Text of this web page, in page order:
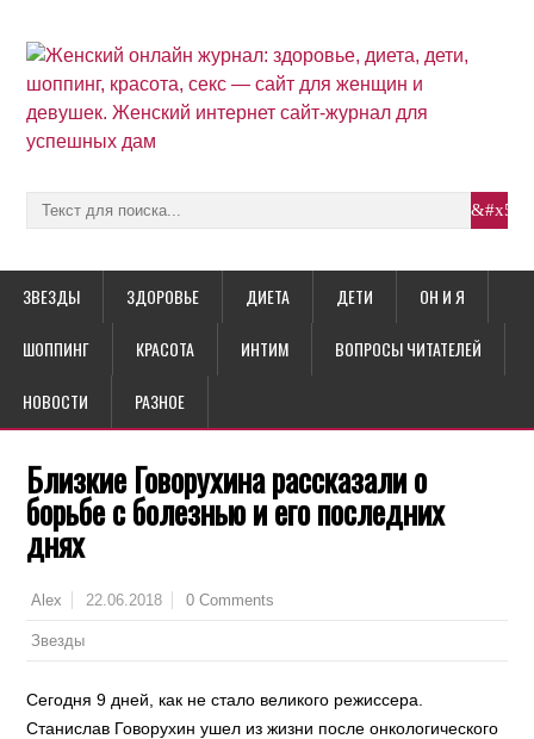
ЗВЕЗДЫ ЗДОРОВЬЕ ДИЕТА ДЕТИ ОН И Я
ШОППИНГ КРАСОТА ИНТИМ ВОПРОСЫ ЧИТАТЕЛЕЙ
НОВОСТИ РАЗНОЕ
Близкие Говорухина рассказали о
борьбе с болезнью и его последних
днях
Alex 22.06.2018 0 Comments
Звезды
Сегодня 9 дней, как не стало великого режиссера.
Станислав Говорухин ушел из жизни после онкологического